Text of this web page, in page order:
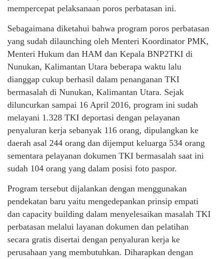
mempercepat pelaksanaan poros perbatasan ini.
Sebagaimana diketahui bahwa program poros perbatasan
yang sudah dilaunching oleh Menteri Koordinator PMK,
Menteri Hukum dan HAM dan Kepala BNP2TKI di
Nunukan, Kalimantan Utara beberapa waktu lalu
dianggap cukup berhasil dalam penanganan TKI
bermasalah di Nunukan, Kalimantan Utara. Sejak
diluncurkan sampai 16 April 2016, program ini sudah
melayani 1.328 TKI deportasi dengan pelayanan
penyaluran kerja sebanyak 116 orang, dipulangkan ke
daerah asal 244 orang dan dijemput keluarga 534 orang
sementara pelayanan dokumen TKI bermasalah saat ini
sudah 104 orang yang dalam posisi foto paspor.
Program tersebut dijalankan dengan menggunakan
pendekatan baru yaitu mengedepankan prinsip empati
dan capacity building dalam menyelesaikan masalah TKI
perbatasan melalui layanan dokumen dan pelatihan
secara gratis disertai dengan penyaluran kerja ke
perusahaan yang membutuhkan. Diharapkan dengan